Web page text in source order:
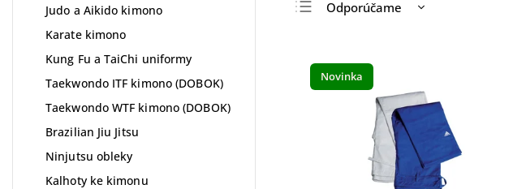
Judo a Aikido kimono
Karate kimono
Kung Fu a TaiChi uniformy
Taekwondo ITF kimono (DOBOK)
Taekwondo WTF kimono (DOBOK)
Brazilian Jiu Jitsu
Ninjutsu obleky
Kalhoty ke kimonu
Odporúčame
Najdrahšie
Najpredávanejšie
Abecedne
Novinka